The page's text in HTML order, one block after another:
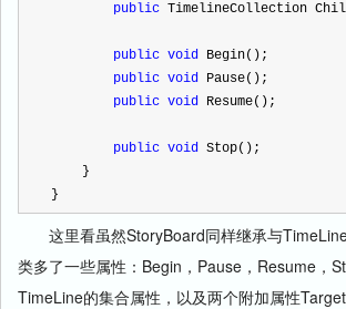
public TimelineCollection
public void Begin();
public void Pause();
public void Resume();
public void Stop();
    }
}
这里看虽然StoryBoard同样继承与
类多了一些属性：Begin，Pause，Resume，
TimeLine的集合属性，以及两个附加属性